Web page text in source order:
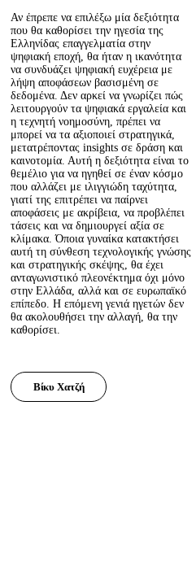
Αν έπρεπε να επιλέξω μία δεξιότητα
που θα καθορίσει την ηγεσία της
Ελληνίδας επαγγελματία στην
ψηφιακή εποχή, θα ήταν η ικανότητα
να συνδυάζει ψηφιακή ευχέρεια με
λήψη αποφάσεων βασισμένη σε
δεδομένα. Δεν αρκεί να γνωρίζει πώς
λειτουργούν τα ψηφιακά εργαλεία και
η τεχνητή νοημοσύνη, πρέπει να
μπορεί να τα αξιοποιεί στρατηγικά,
μετατρέποντας insights σε δράση και
καινοτομία. Αυτή η δεξιότητα είναι το
θεμέλιο για να ηγηθεί σε έναν κόσμο
που αλλάζει με ιλιγγιώδη ταχύτητα,
γιατί της επιτρέπει να παίρνει
αποφάσεις με ακρίβεια, να προβλέπει
τάσεις και να δημιουργεί αξία σε
κλίμακα. Όποια γυναίκα κατακτήσει
αυτή τη σύνθεση τεχνολογικής γνώσης
και στρατηγικής σκέψης, θα έχει
ανταγωνιστικό πλεονέκτημα όχι μόνο
στην Ελλάδα, αλλά και σε ευρωπαϊκό
επίπεδο. Η επόμενη γενιά ηγετών δεν
θα ακολουθήσει την αλλαγή, θα την
καθορίσει.
Βίκυ Χατζή